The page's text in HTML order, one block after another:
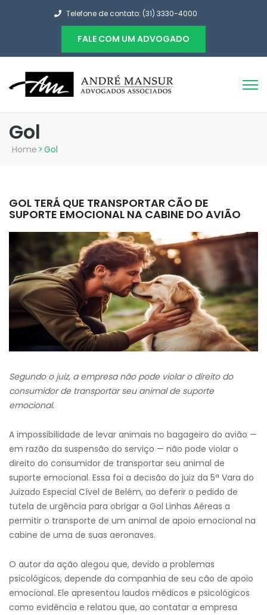
Telefone de contato: (31) 3330-4000
FALE COM UM ADVOGADO
Gol
Home > Gol
GOL TERÁ QUE TRANSPORTAR CÃO DE
SUPORTE EMOCIONAL NA CABINE DO AVIÃO
Segundo o juiz, a empresa não pode violar o direito do
consumidor de transportar seu animal de suporte
emocional.
A impossibilidade de levar animais no bagageiro do avião —
em razão da suspensão do serviço — não pode violar o
direito do consumidor de transportar seu animal de
suporte emocional. Essa foi a decisão do juiz da 5ª Vara do
Juizado Especial Cível de Belém, ao deferir o pedido de
tutela de urgência para obrigar a Gol Linhas Aéreas a
permitir o transporte de um animal de apoio emocional na
cabine de uma de suas aeronaves.
O autor da ação alegou que, devido a problemas
psicológicos, depende da companhia de seu cão de apoio
emocional. Ele apresentou laudos médicos e psicológicos
como evidência e relatou que, ao contatar a empresa